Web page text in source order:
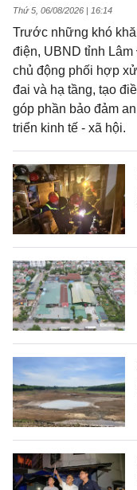
Thứ 5, 06/08/2026 | 16:14
Trước những khó
điện, UBND tỉnh
chủ động phối hợp
đai và hạ tầng, tạo
góp phần bảo đảm
triển kinh tế - xã hội.